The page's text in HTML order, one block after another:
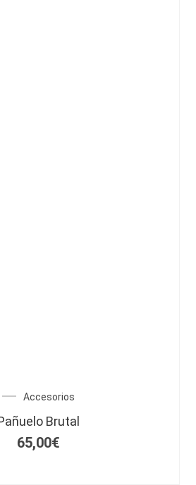
Accesorios
Brutal
65,00€